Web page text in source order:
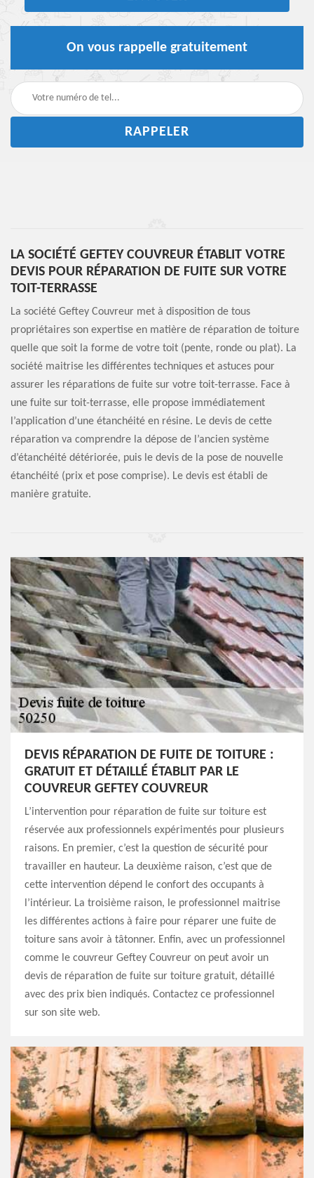
On vous rappelle gratuitement
LA SOCIÉTÉ GEFTEY COUVREUR ÉTABLIT VOTRE
DEVIS POUR RÉPARATION DE FUITE SUR VOTRE
TOIT-TERRASSE
La société Geftey Couvreur met à disposition de tous
propriétaires son expertise en matière de réparation de toiture
quelle que soit la forme de votre toit (pente, ronde ou plat). La
société maitrise les différentes techniques et astuces pour
assurer les réparations de fuite sur votre toit-terrasse. Face à
une fuite sur toit-terrasse, elle propose immédiatement
l’application d’une étanchéité en résine. Le devis de cette
réparation va comprendre la dépose de l’ancien système
d’étanchéité détériorée, puis le devis de la pose de nouvelle
étanchéité (prix et pose comprise). Le devis est établi de
manière gratuite.
DEVIS RÉPARATION DE FUITE DE TOITURE :
GRATUIT ET DÉTAILLÉ ÉTABLIT PAR LE
COUVREUR GEFTEY COUVREUR
L’intervention pour réparation de fuite sur toiture est
réservée aux professionnels expérimentés pour plusieurs
raisons. En premier, c’est la question de sécurité pour
travailler en hauteur. La deuxième raison, c’est que de
cette intervention dépend le confort des occupants à
l’intérieur. La troisième raison, le professionnel maitrise
les différentes actions à faire pour réparer une fuite de
toiture sans avoir à tâtonner. Enfin, avec un professionnel
comme le couvreur Geftey Couvreur on peut avoir un
devis de réparation de fuite sur toiture gratuit, détaillé
avec des prix bien indiqués. Contactez ce professionnel
sur son site web.